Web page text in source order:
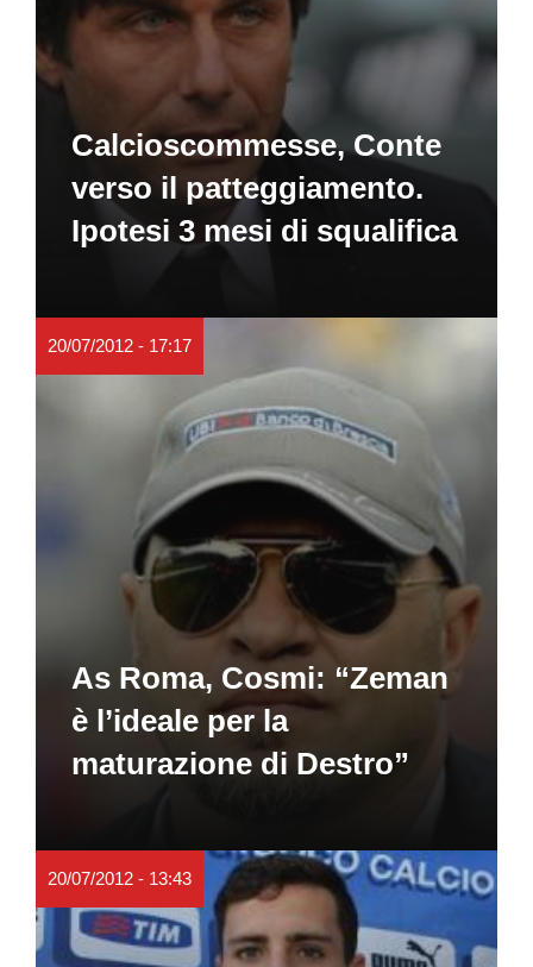
Calcioscommesse, Conte
verso il patteggiamento.
Ipotesi 3 mesi di squalifica
20/07/2012 - 17:17
As Roma, Cosmi: “Zeman
è l’ideale per la
maturazione di Destro”
20/07/2012 - 13:43